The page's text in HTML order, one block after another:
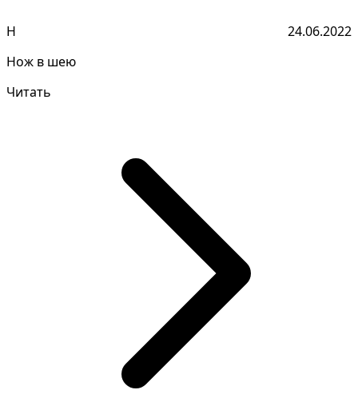
Н
24.06.2022
Нож в шею
Читать